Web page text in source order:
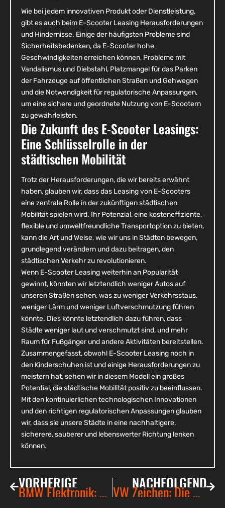
Wie bei jedem innovativen Produkt oder Dienstleistung,
gibt es auch beim E-Scooter Leasing Herausforderungen
und Hindernisse. Einige der häufigsten Probleme sind
Sicherheitsbedenken, da E-Scooter hohe
Geschwindigkeiten erreichen können, Probleme mit
Vandalismus und Diebstahl, Platzmangel für das Parken
der Fahrzeuge auf öffentlichen Straßen und Gehwegen
und die Notwendigkeit für regulatorische Anpassungen,
um eine sichere und geordnete Nutzung von E-Scootern
zu gewährleisten.
Die Zukunft des E-Scooter Leasings:
Eine Schlüsselrolle in der
städtischen Mobilität
Trotz der Herausforderungen, die wir bereits erwähnt
haben, glauben wir, dass das Leasing von E-Scooters
eine zentrale Rolle in der zukünftigen städtischen
Mobilität spielen wird. Ihr Potenzial, eine kosteneffiziente,
flexible und umweltfreundliche Transportoption zu bieten,
kann die Art und Weise, wie wir uns in Städten bewegen,
grundlegend verändern und dazu beitragen, den
städtischen Verkehr zu revolutionieren.
Wenn E-Scooter Leasing weiterhin an Popularität
gewinnt, könnten wir letztendlich weniger Autos auf
unseren Straßen sehen, was zu weniger Verkehrsstaus,
weniger Lärm und weniger Luftverschmutzung führen
könnte. Dies könnte letztendlich dazu führen, dass
Städte weniger laut und verschmutzt sind, und mehr
Raum für Fußgänger und andere Aktivitäten bereitstellen.
Zusammengefasst, obwohl E-Scooter Leasing noch in
den Kinderschuhen ist und einige Herausforderungen zu
meistern hat, sehen wir in diesem Modell ein großes
Potential, die städtische Mobilität positiv zu beeinflussen.
Mit den kontinuierlichen technologischen Innovationen
und den richtigen regulatorischen Anpassungen glauben
wir, dass sie unsere Städte in eine nachhaltigere,
sicherere, sauberer und lebenswerter Richtung lenken
können.
VORHERIGE BMW Elektronik: Wegweisender Fortschritt auf den Straßen NACHFOLGEND
VW Zeichen: Die Bedeutung hinter dem Symbol